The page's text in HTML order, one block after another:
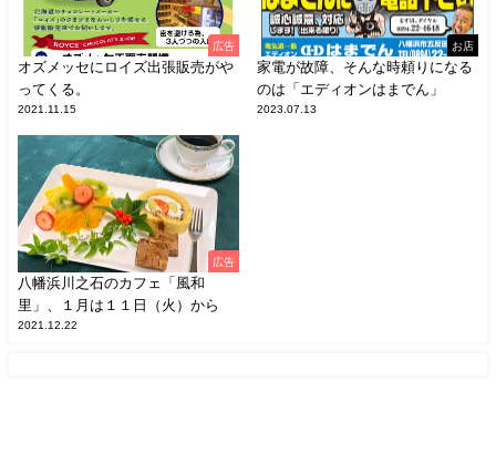
広告
オズメッセにロイズ出張販売がや
ってくる。
2021.11.15
お店
家電が故障、そんな時頼りになる
のは「エディオンはまでん」
2023.07.13
広告
八幡浜川之石のカフェ「風和
里」、１月は１１日（火）から
2021.12.22